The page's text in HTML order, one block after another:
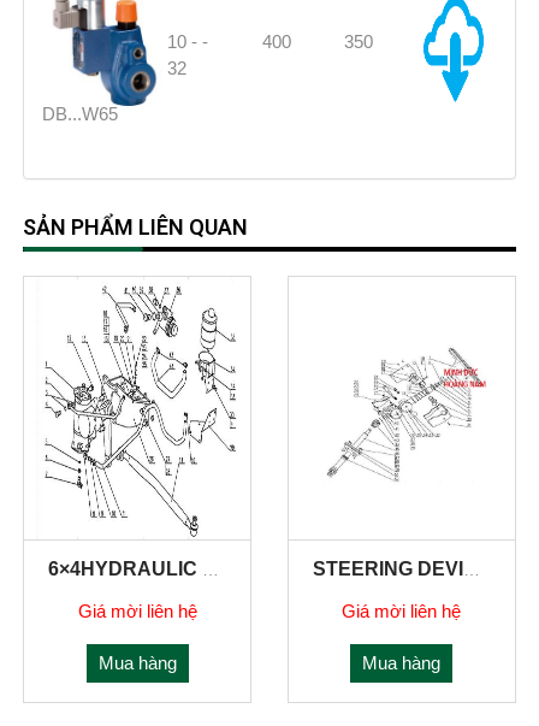
10 -
32
- 400 350
DB...W65
SẢN PHẨM LIÊN QUAN
Giá mời liên hệ
Mua hàng
Giá mời liên hệ
Mua hàng